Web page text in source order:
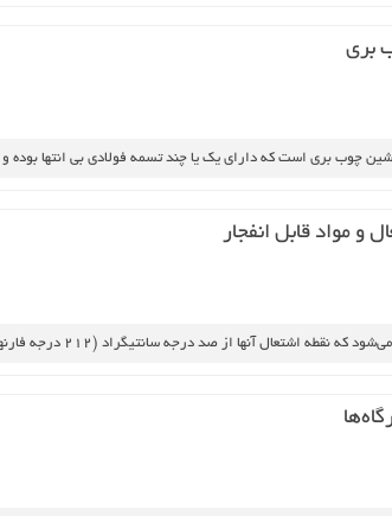
بري‌
بري‌ است‌ كه‌ داراي‌ يك‌ يا چند تسمه‌ فولادي‌ بي‌ انتها بوده‌ و
و مواد قابل‌ انفجار
آنها از صد درجه‌ سانتيگراد (212 درجه‌ فارنهايت‌) كمتر باشد